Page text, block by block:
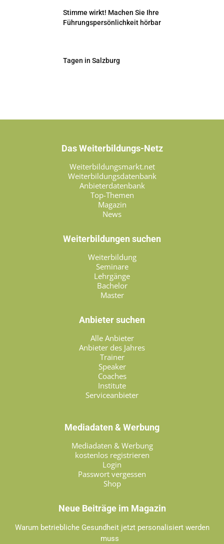
Stimme wirkt! Machen Sie Ihre
Führungspersönlichkeit hörbar
Tagen in Salzburg
Das Weiterbildungs-Netz
Weiterbildungsmarkt.net
Weiterbildungsdatenbank
Anbieterdatenbank
Top-Themen
Magazin
News
Weiterbildungen suchen
Weiterbildung
Seminare
Lehrgänge
Bachelor
Master
Anbieter suchen
Alle Anbieter
Anbieter des Jahres
Trainer
Speaker
Coaches
Institute
Serviceanbieter
Mediadaten & Werbung
Mediadaten & Werbung
kostenlos registrieren
Login
Passwort vergessen
Shop
Neue Beiträge im Magazin
Warum betriebliche Gesundheit jetzt personalisiert werden
muss